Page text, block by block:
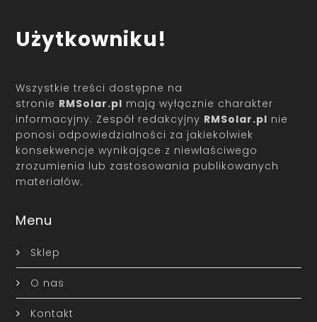
Użytkowniku!
Wszystkie treści dostępne na
stronie RMSolar.pl mają wyłącznie charakter
informacyjny. Zespół redakcyjny RMSolar.pl nie
ponosi odpowiedzialności za jakiekolwiek
konsekwencje wynikające z niewłaściwego
zrozumienia lub zastosowania publikowanych
materiałów.
Menu
Sklep
O nas
Kontakt